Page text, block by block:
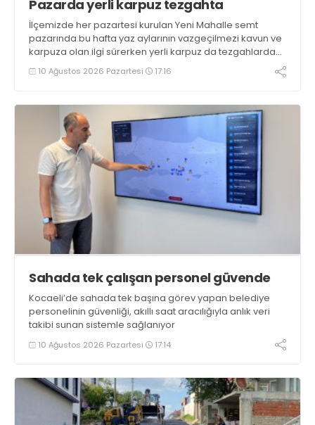
Pazarda yerli karpuz tezgahta
İlçemizde her pazartesi kurulan Yeni Mahalle semt
pazarında bu hafta yaz aylarının vazgeçilmezi kavun ve
karpuza olan ilgi sürerken yerli karpuz da tezgahlarda
yerini aldı
10 Ağustos 2026 Pazartesi 17:16
Sahada tek çalışan personel güvende
Kocaeli’de sahada tek başına görev yapan belediye
personelinin güvenliği, akıllı saat aracılığıyla anlık veri
takibi sunan sistemle sağlanıyor
10 Ağustos 2026 Pazartesi 17:14